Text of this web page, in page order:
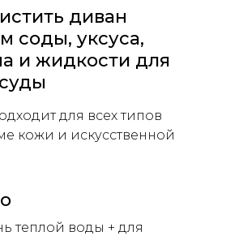
диван
соды, уксуса,
и жидкости для
для всех типов
кожи и искусственной
теплой воды + для